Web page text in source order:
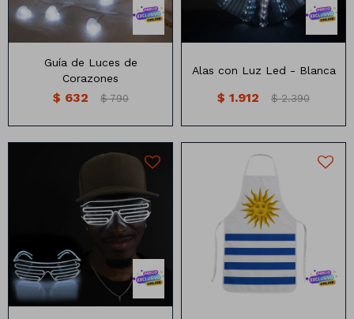
Guía de Luces de
Corazones
$ 632 $ 790
Alas con Luz Led - Blanca
$ 1.912 $ 2.390
Manteles
Brillosa
Soportes